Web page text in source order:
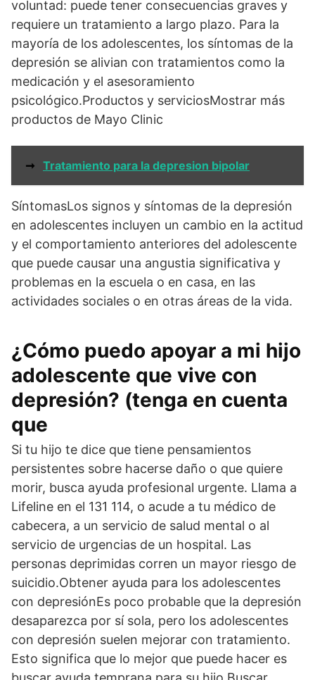
voluntad: puede tener consecuencias graves y
requiere un tratamiento a largo plazo. Para la
mayoría de los adolescentes, los síntomas de la
depresión se alivian con tratamientos como la
medicación y el asesoramiento
psicológico.Productos y serviciosMostrar más
productos de Mayo Clinic
➞ Tratamiento para la depresion bipolar
SíntomasLos signos y síntomas de la depresión
en adolescentes incluyen un cambio en la actitud
y el comportamiento anteriores del adolescente
que puede causar una angustia significativa y
problemas en la escuela o en casa, en las
actividades sociales o en otras áreas de la vida.
¿Cómo puedo apoyar a mi hijo
adolescente que vive con
depresión? (tenga en cuenta
que
Si tu hijo te dice que tiene pensamientos
persistentes sobre hacerse daño o que quiere
morir, busca ayuda profesional urgente. Llama a
Lifeline en el 131 114, o acude a tu médico de
cabecera, a un servicio de salud mental o al
servicio de urgencias de un hospital. Las
personas deprimidas corren un mayor riesgo de
suicidio.Obtener ayuda para los adolescentes
con depresiónEs poco probable que la depresión
desaparezca por sí sola, pero los adolescentes
con depresión suelen mejorar con tratamiento.
Esto significa que lo mejor que puede hacer es